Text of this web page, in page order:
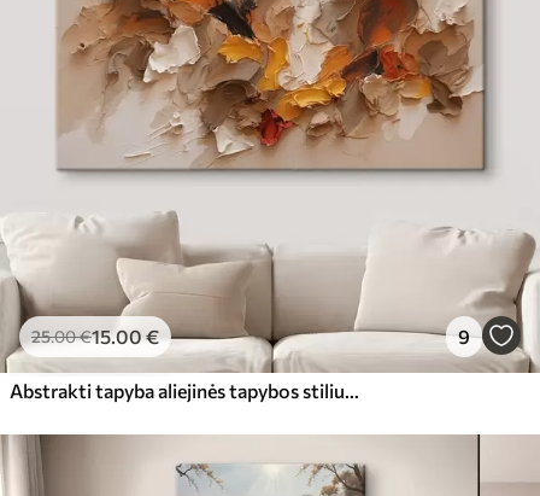
25.00€15.00€ 9
Abstrakti tapyba aliejinės tapybos stiliumi